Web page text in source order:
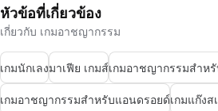
หัวข้อที่เกี่ยวข้อง
เกี่ยวกับ เกมอาชญากรรม
เกมนักเลงมาเฟีย เกมส์เกมอาชญากรรมสำห
เกมอาชญากรรมสำหรับแอนดรอยด์เกมแก๊ง